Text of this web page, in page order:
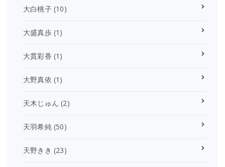
大白桃子(10)
大盛真歩(1)
大貫彩香 (1)
大野真依 (1)
天木じゅん (2)
天羽希純(50)
天野きき (23)